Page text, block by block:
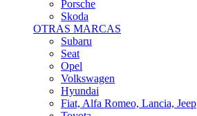
Porsche
Skoda
OTRAS MARCAS
Subaru
Seat
Opel
Volkswagen
Hyundai
Fiat, Alfa Romeo, Lancia, Jeep